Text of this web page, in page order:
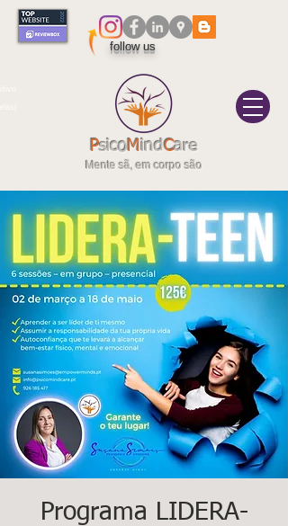
PsicoMindCare
Mente sã, em corpo são
follow us
KidsCare
Contacte-
nos,
Programa LIDERA-